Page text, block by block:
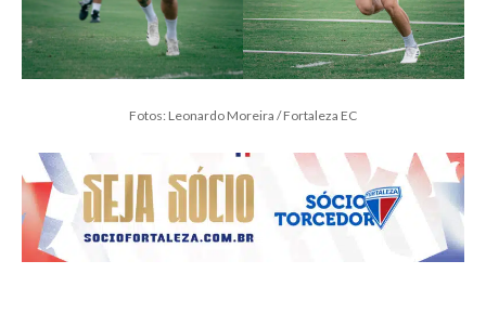
Fotos: Leonardo Moreira / Fortaleza EC